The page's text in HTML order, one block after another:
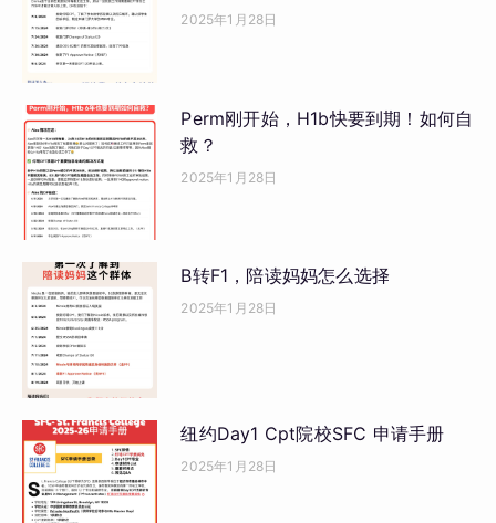
2025年1月28日
Perm刚开始，H1b快要到期！如何自
救？
2025年1月28日
B转F1，陪读妈妈怎么选择
2025年1月28日
纽约Day1 Cpt院校SFC 申请手册
2025年1月28日